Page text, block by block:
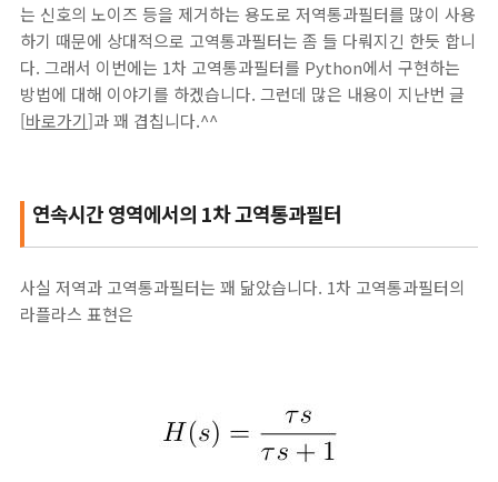
는 신호의 노이즈 등을 제거하는 용도로 저역통과필터를 많이 사용
하기 때문에 상대적으로 고역통과필터는 좀 들 다뤄지긴 한듯 합니
다. 그래서 이번에는 1차 고역통과필터를 Python에서 구현하는
방법에 대해 이야기를 하겠습니다. 그런데 많은 내용이 지난번 글
[바로가기]과 꽤 겹칩니다.^^
연속시간 영역에서의 1차 고역통과필터
사실 저역과 고역통과필터는 꽤 닮았습니다. 1차 고역통과필터의
라플라스 표현은